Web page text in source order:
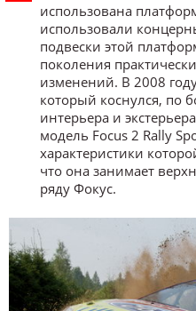
использована
использовали
подвески этой
поколения
изменений. В 2008
который коснулся, по
интерьера и
модель Focus 2 Rally
характеристики
что она занимает
ряду Фокус.